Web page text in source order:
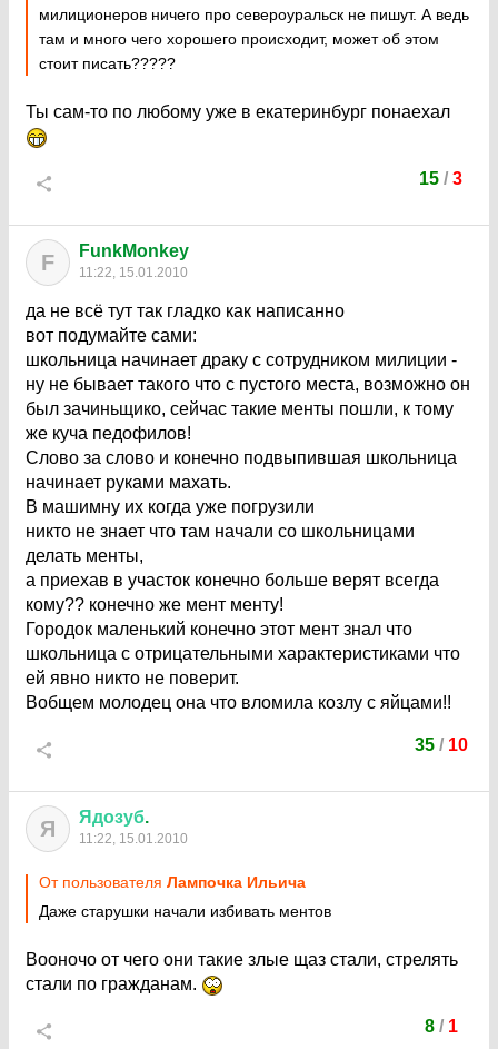
милиционеров ничего про североуральск не пишут. А ведь
там и много чего хорошего происходит, может об этом
стоит писать?????
Ты сам-то по любому уже в екатеринбург понаехал
15 / 3
F FunkMonkey
11:22, 15.01.2010
да не всё тут так гладко как написанно
вот подумайте сами:
школьница начинает драку с сотрудником милиции -
ну не бывает такого что с пустого места, возможно он
был зачиньщико, сейчас такие менты пошли, к тому
же куча педофилов!
Слово за слово и конечно подвыпившая школьница
начинает руками махать.
В машимну их когда уже погрузили
никто не знает что там начали со школьницами
делать менты,
а приехав в участок конечно больше верят всегда
кому?? конечно же мент менту!
Городок маленький конечно этот мент знал что
школьница с отрицательными характеристиками что
ей явно никто не поверит.
Вобщем молодец она что вломила козлу с яйцами!!
35/ 10
Я Ядозуб.
11:22, 15.01.2010
От пользователя Лампочка Ильича
Даже старушки начали избивать ментов
Вооночо от чего они такие злые щаз стали, стрелять
стали по гражданам.
8/ 1